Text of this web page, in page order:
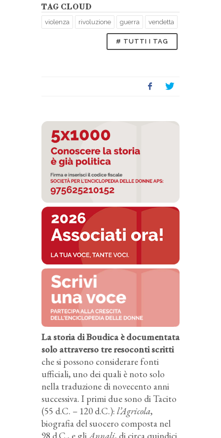
TAG CLOUD
violenza rivoluzione guerra vendetta
# TUTTI I TAG
La storia di Boudica è documentata
solo attraverso tre resoconti scritti
che si possono considerare fonti
ufficiali, uno dei quali è noto solo
nella traduzione di novecento anni
successiva. I primi due sono di Tacito
(55 d.C. – 120 d.C.): l’Agricola,
biografia del suocero composta nel